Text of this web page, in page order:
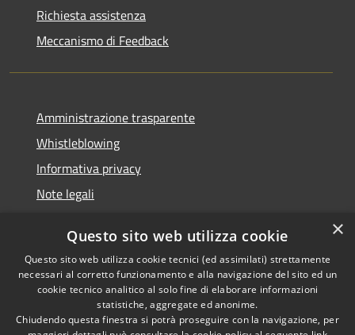
Richiesta assistenza
Meccanismo di Feedback
Amministrazione trasparente
Whistleblowing
Informativa privacy
Note legali
Segnalazioni di inaccessibilità
RSS
Copyright © 2026 • Comune di
×
Questo sito web utilizza cookie
Questo sito web utilizza cookie tecnici (ed assimilati) strettamente
necessari al corretto funzionamento e alla navigazione del sito ed un
cookie tecnico analitico al solo fine di elaborare informazioni
statistiche, aggregate ed anonime.
Chiudendo questa finestra si potrà proseguire con la navigazione, per